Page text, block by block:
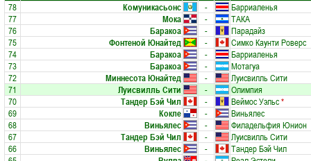
78 Комуникасьонс -
Барриаленья
77
Мока -
ТАКА
76
Баракоа -
Парадайз
75
Фонтеной Юнайтед -
Симко Каунти Роверс
74
Баракоа -
Барриаленья
73
Баракоа -
Мотагуа
72
Миннесота Юнайтед -
Луисвилль Сити
71
Луисвилль Сити -
Олимпия
70
Тандер Бэй Чил - Веймос Уэльс*
69
Кокле -
Виньялес
68
Виньялес -
Филадельфия Юнион
67
Тандер Бэй Чил -
Луисвилль Сити
66
Виньялес -
Тандер Бэй Чил